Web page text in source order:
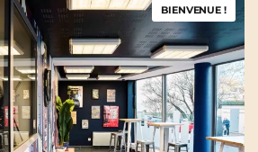
BIENVENUE !